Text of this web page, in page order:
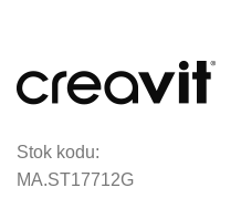
Stok kodu:
MA.ST17712G